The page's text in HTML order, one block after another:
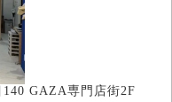
GAZA専門店街2F